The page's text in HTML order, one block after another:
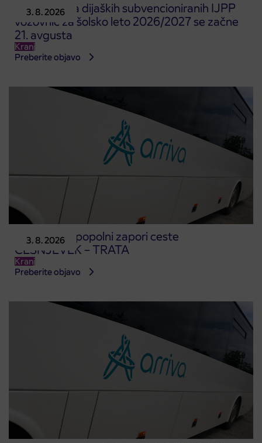
3. 8. 2026
Predprodaja dijaških subvencioniranih IJPP
vozovnic za šolsko leto 2026/2027 se začne
21. avgusta
Kranj
Preberite objavo
3. 8. 2026
Obvestilo o popolni zapori ceste
ČEŠNJEVEK – TRATA
Kranj
Preberite objavo